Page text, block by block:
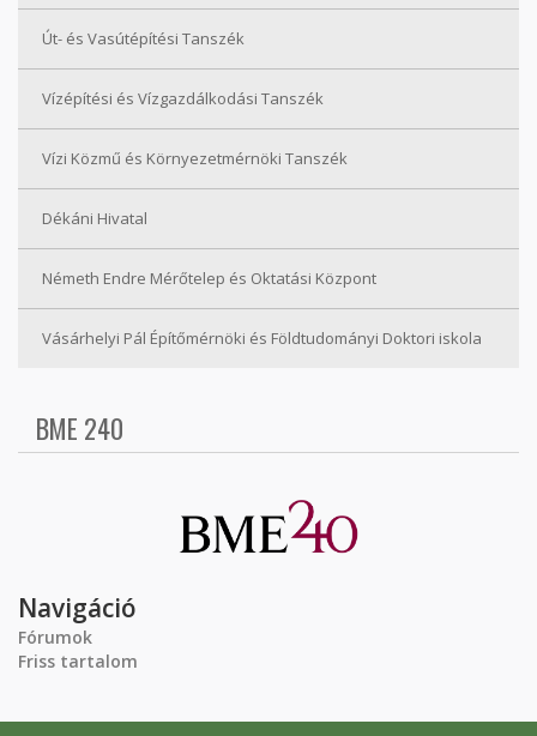
Út- és Vasútépítési Tanszék
Vízépítési és Vízgazdálkodási Tanszék
Vízi Közmű és Környezetmérnöki Tanszék
Dékáni Hivatal
Németh Endre Mérőtelep és Oktatási Központ
Vásárhelyi Pál Építőmérnöki és Földtudományi Doktori iskola
BME 240
Navigáció
Fórumok
Friss tartalom